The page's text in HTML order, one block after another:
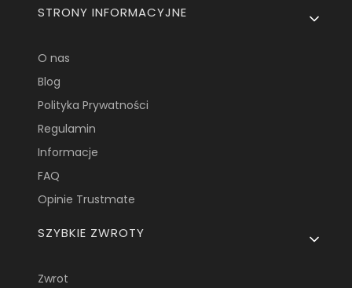
Linki w stopce
STRONY INFORMACYJNE
O nas
Blog
Polityka Prywatności
Regulamin
Informacje
FAQ
Opinie Trustmate
SZYBKIE ZWROTY
Zwrot